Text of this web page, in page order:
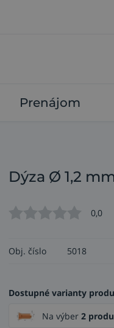
Prenájom
Dýza Ø 1,2
0,0
Obj. číslo 5018
Dostupné varianty
Na výber 2